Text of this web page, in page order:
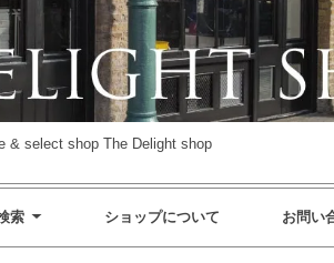
& select shop The Delight shop
索 ショップについて お問い